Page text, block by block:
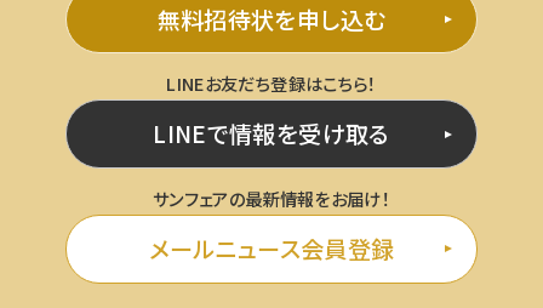
LINEお友だち登録はこちら！
サンフェアの最新情報をお届け！
無料招待状を申し込む
LINEで情報を受け取る
メールニュース会員登録